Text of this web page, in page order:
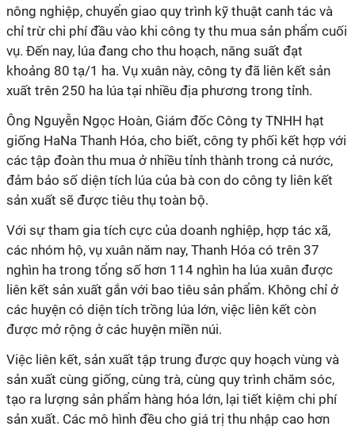
nông nghiệp, chuyển giao quy trình kỹ thuật canh tác và
chỉ trừ chi phí đầu vào khi công ty thu mua sản phẩm cuối
vụ. Đến nay, lúa đang cho thu hoạch, năng suất đạt
khoảng 80 tạ/1 ha. Vụ xuân này, công ty đã liên kết sản
xuất trên 250 ha lúa tại nhiều địa phương trong tỉnh.
Ông Nguyễn Ngọc Hoàn, Giám đốc Công ty TNHH hạt
giống HaNa Thanh Hóa, cho biết, công ty phối kết hợp với
các tập đoàn thu mua ở nhiều tỉnh thành trong cả nước,
đảm bảo số diện tích lúa của bà con do công ty liên kết
sản xuất sẽ được tiêu thụ toàn bộ.
Với sự tham gia tích cực của doanh nghiệp, hợp tác xã,
các nhóm hộ, vụ xuân năm nay, Thanh Hóa có trên 37
nghìn ha trong tổng số hơn 114 nghìn ha lúa xuân được
liên kết sản xuất gắn với bao tiêu sản phẩm. Không chỉ ở
các huyện có diện tích trồng lúa lớn, việc liên kết còn
được mở rộng ở các huyện miền núi.
Việc liên kết, sản xuất tập trung được quy hoạch vùng và
sản xuất cùng giống, cùng trà, cùng quy trình chăm sóc,
tạo ra lượng sản phẩm hàng hóa lớn, lại tiết kiệm chi phí
sản xuất. Các mô hình đều cho giá trị thu nhập cao hơn